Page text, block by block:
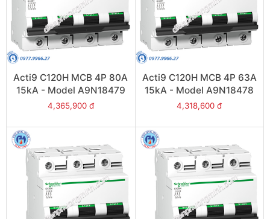
Acti9 C120H MCB 4P 80A
15kA - Model A9N18479
4,365,900 đ
Acti9 C120H MCB 4P 63A
15kA - Model A9N18478
4,318,600 đ